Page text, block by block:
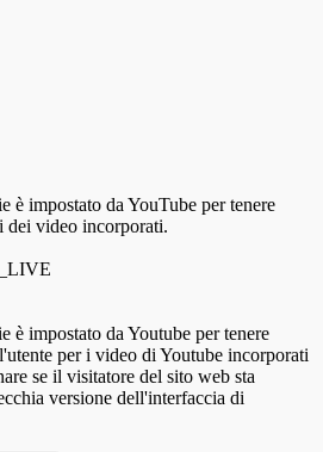
è impostato da YouTube per tenere
dei video incorporati.
è impostato da Youtube per tenere
per i video di Youtube incorporati
se il visitatore del sito web sta
versione dell'interfaccia di